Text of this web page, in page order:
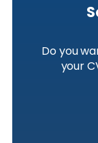
Do you
your